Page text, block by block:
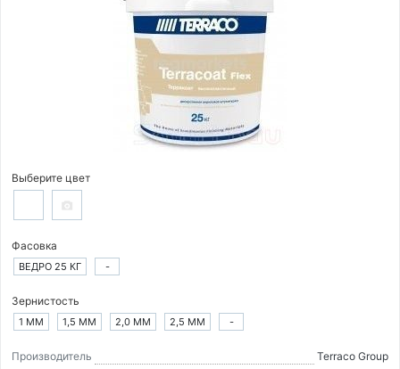
Выберите цвет
Фасовка
ВЕДРО 25 КГ -
Зернистость
1 ММ 1,5 ММ 2,0 ММ 2,5 ММ -
Производитель
Terraco Group